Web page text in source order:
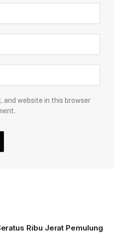
and website in this browser
Ribu Jerat Pemulung